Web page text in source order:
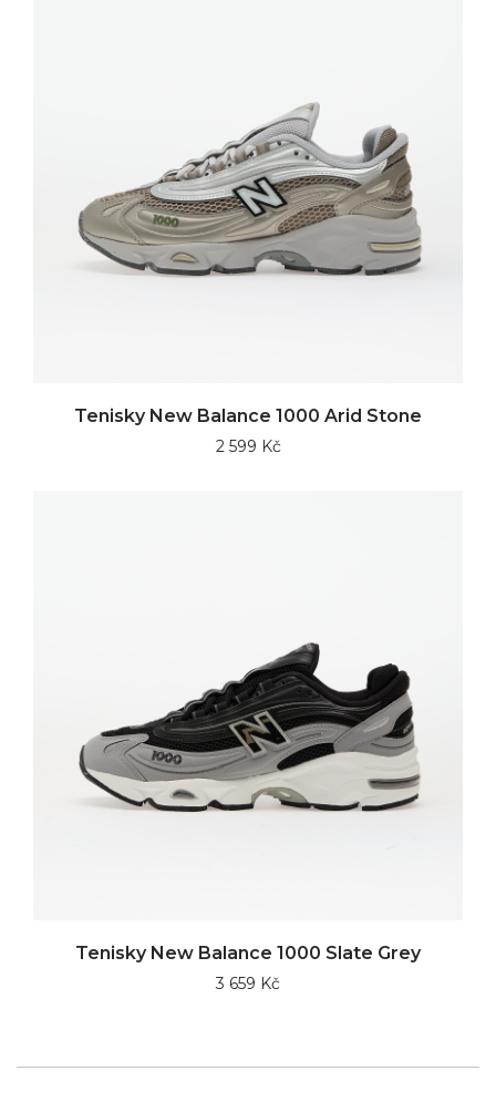
Tenisky New Balance 1000 Arid Stone
2 599 Kč
Tenisky New Balance 1000 Slate Grey
3 659 Kč